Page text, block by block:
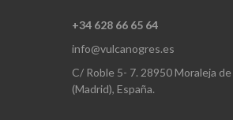
+34 628 66 65 64
info@vulcanogres.es
C/ Roble 5- 7. 28950 Moraleja
(Madrid), España.